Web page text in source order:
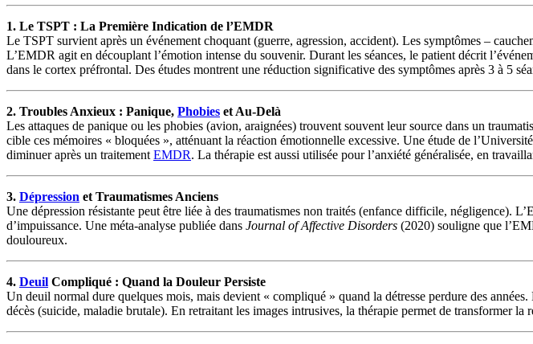
1. Le TSPT : La Première Indication de l’EMDR
Le TSPT survient après un événement choquant (guerre, agression, accident). Les symptômes –
L’EMDR agit en découplant l’émotion intense du souvenir. Durant les séances, le patient décrit
dans le cortex préfrontal. Des études montrent une réduction significative des symptômes après 3 à 5
2. Troubles Anxieux : Panique, Phobies et Au-Delà
Les attaques de panique ou les phobies (avion, araignées) trouvent souvent leur source dans un
cible ces mémoires « bloquées », atténuant la réaction émotionnelle excessive. Une étude de
diminuer après un traitement EMDR. La thérapie est aussi utilisée pour l’anxiété généralisée, en
3. Dépression et Traumatismes Anciens
Une dépression résistante peut être liée à des traumatismes non traités (enfance difficile, négligence).
d’impuissance. Une méta-analyse publiée dans Journal of Affective Disorders (2020) souligne que
douloureux.
4. Deuil Compliqué : Quand la Douleur Persiste
Un deuil normal dure quelques mois, mais devient « compliqué » quand la détresse perdure des
décès (suicide, maladie brutale). En retraitant les images intrusives, la thérapie permet de transformer